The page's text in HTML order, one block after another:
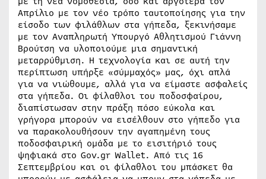
Απρίλιο με τον νέο τρόπο ταυτοποίησης για την
είσοδο των φιλάθλων στα γήπεδα, ξεκινήσαμε
με τον Αναπληρωτή Υπουργό Αθλητισμού Γιάννη
Βρούτση να υλοποιούμε μια σημαντική
μεταρρύθμιση. Η τεχνολογία και σε αυτή την
περίπτωση υπήρξε «σύμμαχός» μας, όχι απλά
για να νιώθουμε, αλλά για να είμαστε ασφαλείς
στα γήπεδα. Οι φίλαθλοι του ποδοσφαίρου,
διαπίστωσαν στην πράξη πόσο εύκολα και
γρήγορα μπορούν να εισέλθουν στο γήπεδο για
να παρακολουθήσουν την αγαπημένη τους
ποδοσφαιρική ομάδα με το εισιτήριό τους
ψηφιακά στο Gov.gr Wallet. Από τις 16
Σεπτεμβρίου και οι φίλαθλοι του μπάσκετ θα